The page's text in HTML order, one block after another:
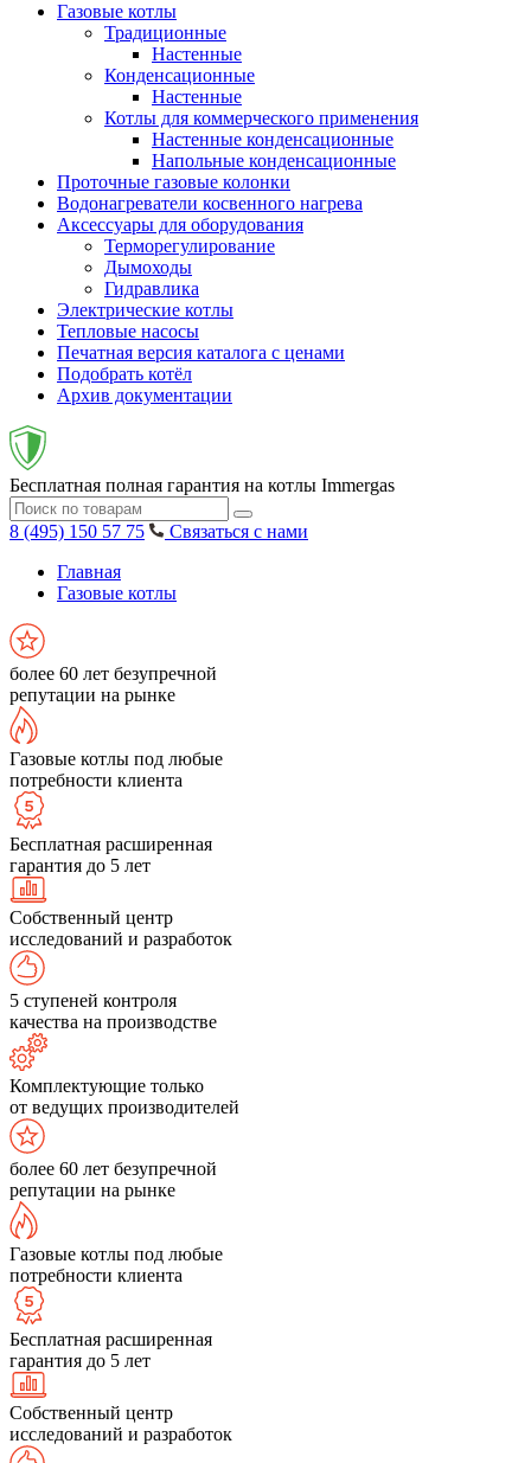
Газовые котлы
Традиционные
Настенные
Конденсационные
Настенные
Котлы для коммерческого применения
Настенные конденсационные
Напольные конденсационные
Проточные газовые колонки
Водонагреватели косвенного нагрева
Аксессуары для оборудования
Терморегулирование
Дымоходы
Гидравлика
Электрические котлы
Тепловые насосы
Печатная версия каталога с ценами
Подобрать котёл
Архив документации
Бесплатная полная гарантия на котлы Immergas
8 (495) 150 57 75
Связаться с нами
Главная
Газовые котлы
более 60 лет безупречной
репутации на рынке
Газовые котлы под любые
потребности клиента
Бесплатная расширенная
гарантия до 5 лет
Собственный центр
исследований и разработок
5 ступеней контроля
качества на производстве
Комплектующие только
от ведущих производителей
более 60 лет безупречной
репутации на рынке
Газовые котлы под любые
потребности клиента
Бесплатная расширенная
гарантия до 5 лет
Собственный центр
исследований и разработок